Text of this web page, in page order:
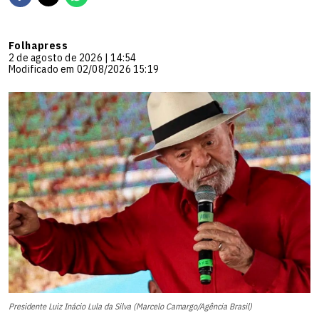
Folhapress
2 de agosto de 2026 | 14:54
Modificado em 02/08/2026 15:19
Presidente Luiz Inácio Lula da Silva (Marcelo Camargo/Agência Brasil)